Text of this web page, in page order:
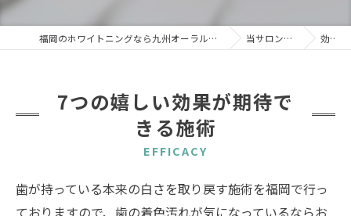
福岡のホワイトニングなら九州オーラルホワイトニング 当サロンの特徴 効果
7つの嬉しい効果が期待で
きる施術
EFFICACY
歯が持っている本来の白さを取り戻す施術を福岡で行っ
ておりますので、歯の着色汚れが気になっているならお